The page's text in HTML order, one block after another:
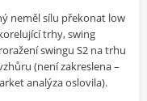
neměl sílu překonat low
trhy, swing
swingu S2 na trhu
(není zakreslena –
analýza oslovila).